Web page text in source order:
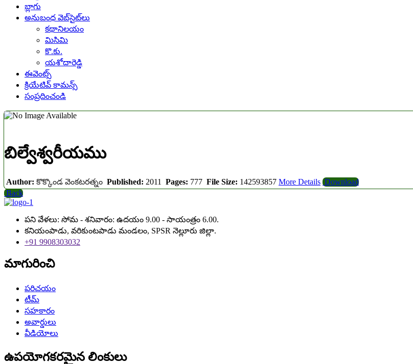
బ్లాగు
అనుబంధ వెబ్‌సైట్‌లు
కథానిలయం
మిసిమి
కొ.కు.
యశోదారెడ్డి
ఈవెంట్స్
క్రియేటివ్ కామన్స్
సంప్రదించండి
బిల్వేశ్వరీయము
Author: కొక్కొండ వెంకటరత్నం Published: 2011 Pages: 777 File Size: 142593857 More Details Download
Back
పని వేళలు: సోమ - శనివారం: ఉదయం 9.00 - సాయంత్రం 6.00.
కనియంపాడు, వరికుంటపాడు మండలం, SPSR నెల్లూరు జిల్లా.
+91 9908303032
మాగురించి
పరిచయం
టీమ్
సహకారం
అవార్డులు
వీడియోలు
ఉపయోగకరమైన లింకులు